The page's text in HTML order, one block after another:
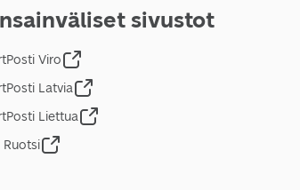
sivustot
Viro
Latvia
Liettua
Ruotsi